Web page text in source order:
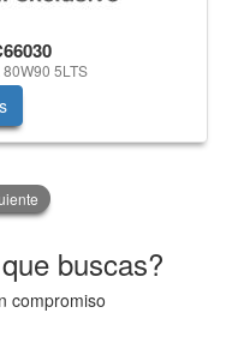
5LTS
buscas?
compromiso